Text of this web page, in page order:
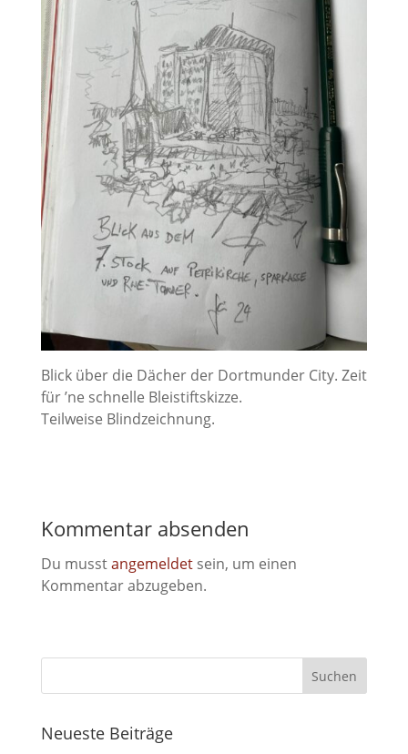
Blick über die Dächer der Dortmunder City. Zeit
für ’ne schnelle Bleistiftskizze.
Teilweise Blindzeichnung.
Kommentar absenden
Du musstangemeldetsein, um einen
Kommentar abzugeben.
Neueste Beiträge